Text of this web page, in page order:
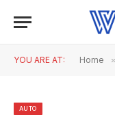
YOU ARE AT: Home »
AUTO